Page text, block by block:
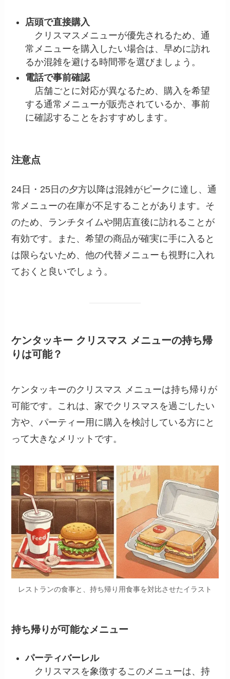
店頭で直接購入
クリスマスメニューが優先されるため、通
常メニューを購入したい場合は、早めに訪れ
るか混雑を避ける時間帯を選びましょう。
電話で事前確認
店舗ごとに対応が異なるため、購入を希望
する通常メニューが販売されているか、事前
に確認することをおすすめします。
注意点
24日・25日の夕方以降は混雑がピークに達し、通
常メニューの在庫が不足することがあります。そ
のため、ランチタイムや開店直後に訪れることが
有効です。また、希望の商品が確実に手に入ると
は限らないため、他の代替メニューも視野に入れ
ておくと良いでしょう。
ケンタッキー クリスマス メニューの持ち帰
りは可能？
ケンタッキーのクリスマス メニューは持ち帰りが
可能です。これは、家でクリスマスを過ごしたい
方や、パーティー用に購入を検討している方にと
って大きなメリットです。
レストランの食事と、持ち帰り用食事を対比させたイラスト
持ち帰りが可能なメニュー
パーティバーレル
クリスマスを象徴するこのメニューは、持